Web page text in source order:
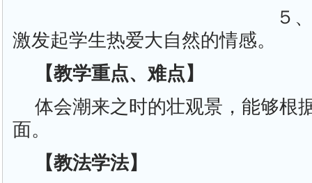
５
激发起学生热爱大自然的情感。
【教学重点、难点】
体会潮来之时的壮观景，能够根
面。
【教法学法】